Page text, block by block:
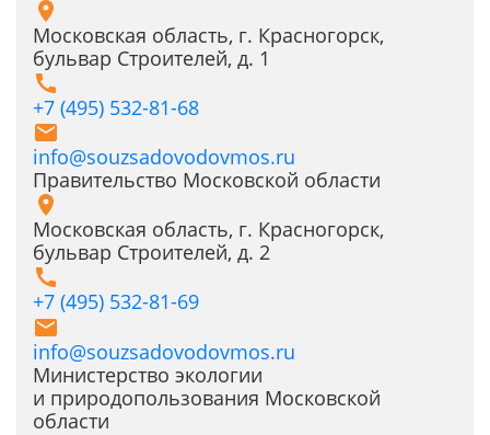
Московская область, г. Красногорск,
бульвар Строителей, д. 1
+7 (495) 532-81-68
info@souzsadovodovmos.ru
Правительство Московской области
Московская область, г. Красногорск,
бульвар Строителей, д. 2
+7 (495) 532-81-69
info@souzsadovodovmos.ru
Министерство экологии
и природопользования Московской
области